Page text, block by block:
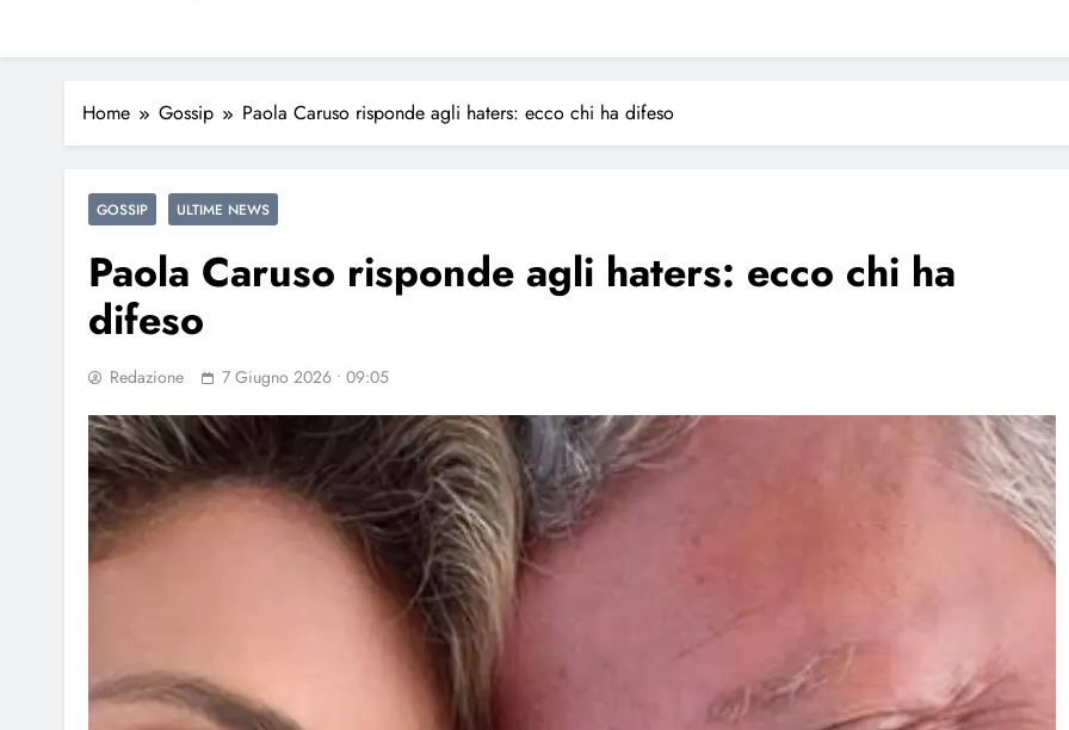
Home Gossip Paola Caruso risponde agli haters: ecco chi ha difeso
GOSSIP ULTIME NEWS
Paola Caruso risponde agli haters: ecco chi ha
difeso
Redazione 7 Giugno 2026 • 09:05